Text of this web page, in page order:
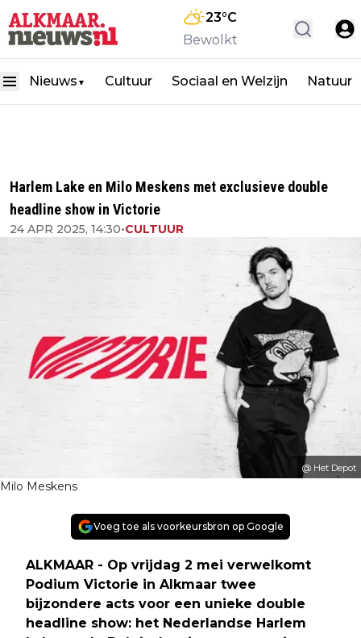
23°C
Bewolkt
Nieuws ▼ Cultuur Sociaal en Welzijn Natuur
Harlem Lake en Milo Meskens met exclusieve double
headline show in Victorie
24 APR 2025, 14:30•CULTUUR
@ Het Depot
Milo Meskens
Voeg toe als voorkeursbron op Google
ALKMAAR - Op vrijdag 2 mei verwelkomt
Podium Victorie in Alkmaar twee
bijzondere acts voor een unieke double
headline show: het Nederlandse Harlem